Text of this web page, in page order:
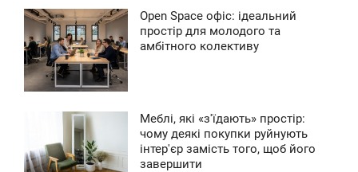
Open Space офіс: ідеальний
простір для молодого та
амбітного колективу
Меблі, які «з'їдають» простір:
чому деякі покупки руйнують
інтер'єр замість того, щоб його
завершити